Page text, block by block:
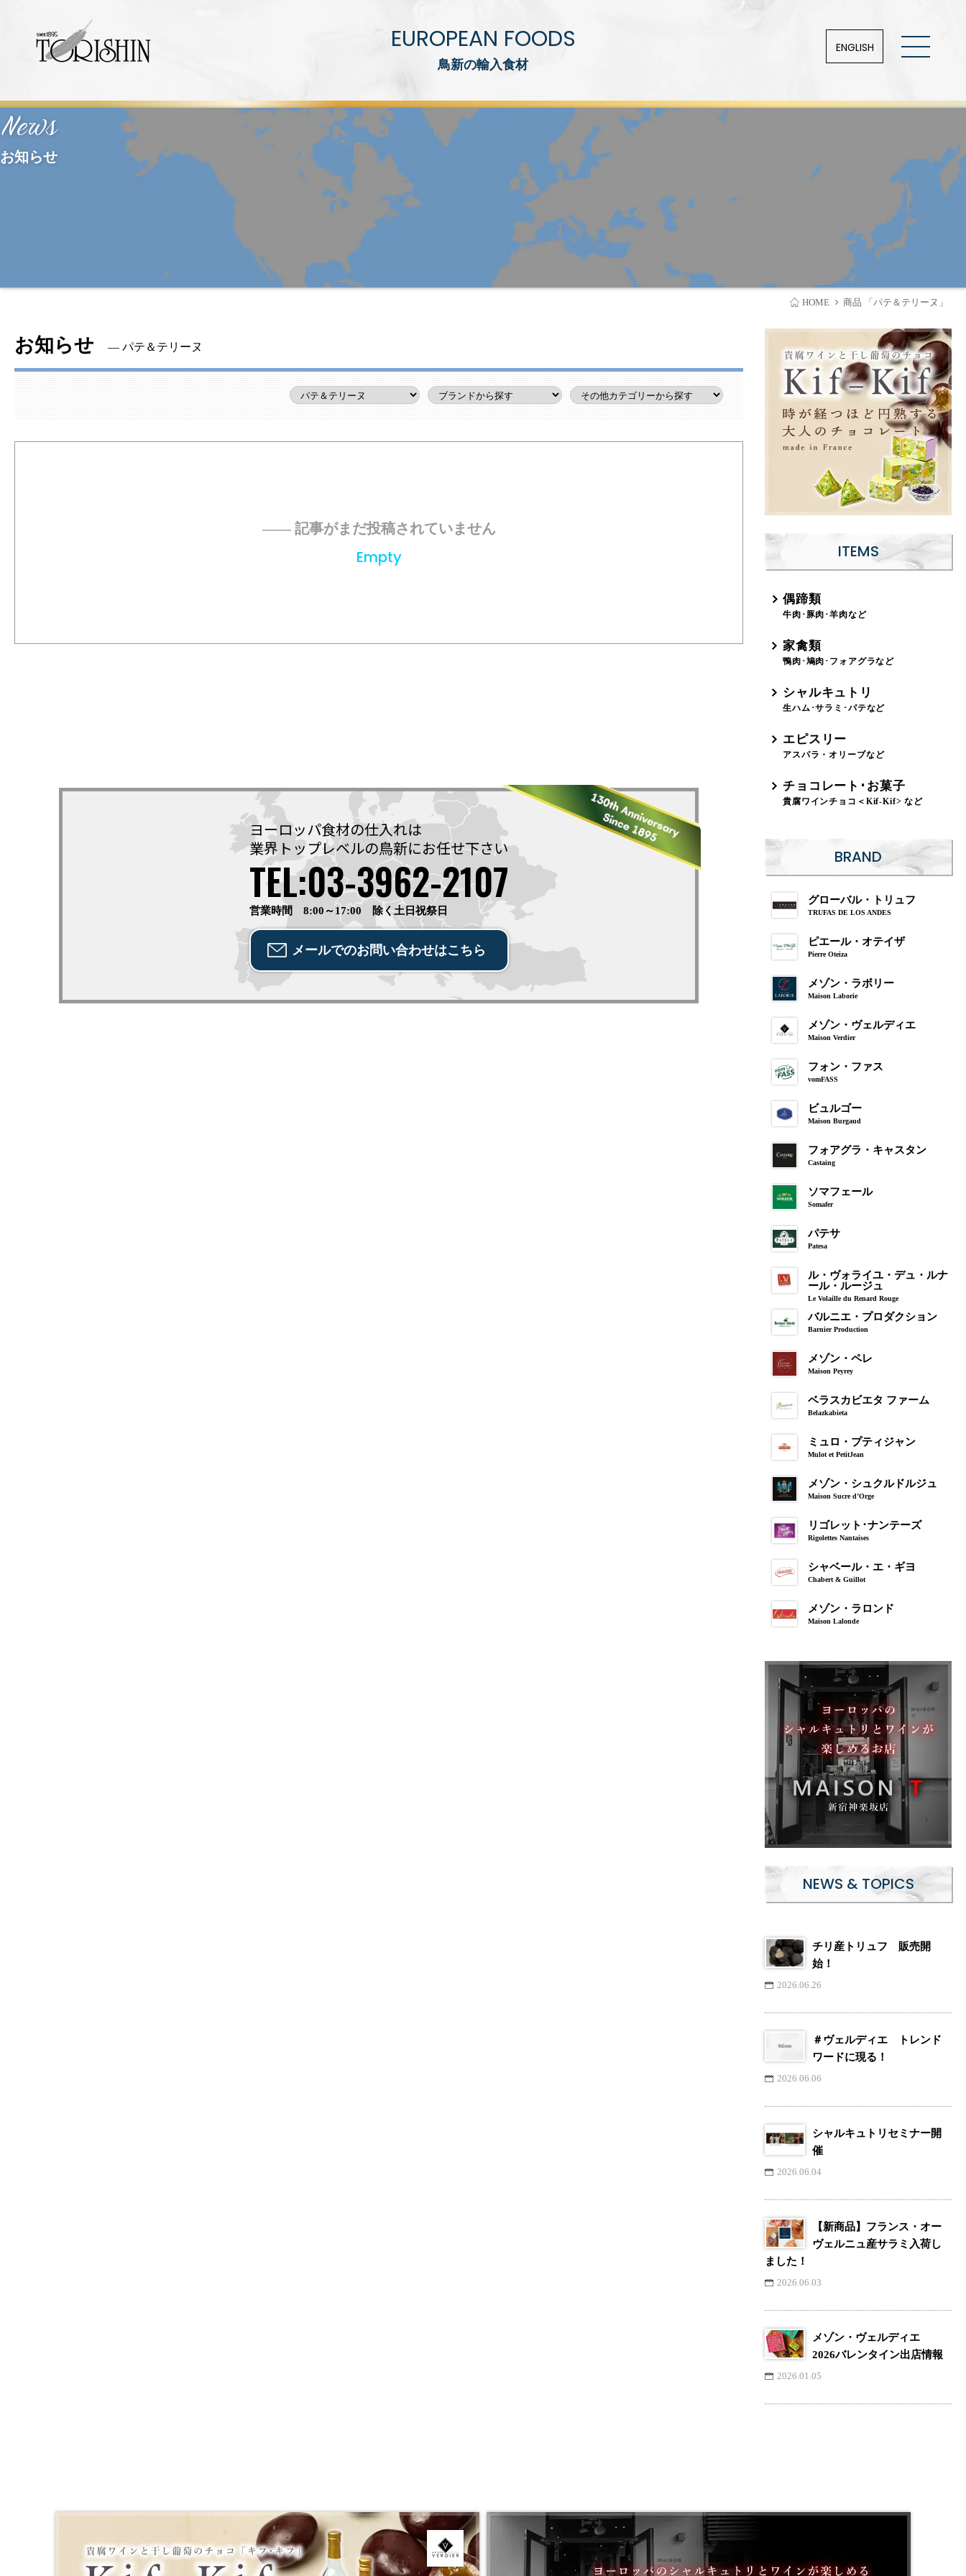
EUROPEAN FOODS
鳥新の輸入食材
ENGLISH
News
お知らせ
HOME 商品 「パテ＆テリーヌ」
お知らせ ― パテ＆テリーヌ
―― 記事がまだ投稿されていません
Empty
ヨーロッパ食材の仕入れは
業界トップレベルの鳥新にお任せ下さい
TEL:03-3962-2107
営業時間 8:00～17:00 除く土日祝祭日
メールでのお問い合わせはこちら
ITEMS
偶蹄類
牛肉･豚肉･羊肉など
家禽類
鴨肉･鳩肉･フォアグラなど
シャルキュトリ
生ハム･サラミ･パテなど
エピスリー
アスパラ・オリーブなど
チョコレート･お菓子
貴腐ワインチョコ＜Kif-Kif> など
BRAND
グローバル・トリュフ
TRUFAS DE LOS ANDES
ピエール・オテイザ
Pierre Oteiza
メゾン・ラボリー
Maison Laborie
メゾン・ヴェルディエ
Maison Verdier
フォン・ファス
vomFASS
ビュルゴー
Maison Burgaud
フォアグラ・キャスタン
Castaing
ソマフェール
Somafer
パテサ
Patesa
ル・ヴォライユ・デュ・ルナ
ール・ルージュ
Le Volaille du Renard Rouge
バルニエ・プロダクション
Barnier Production
メゾン・ペレ
Maison Peyrey
ベラスカビエタ ファーム
Belazkabieta
ミュロ・プティジャン
Mulot et PetitJean
メゾン・シュクルドルジュ
Maison Sucre d’Orge
リゴレット･ナンテーズ
Rigolettes Nantaises
シャベール・エ・ギヨ
Chabert & Guillot
メゾン・ラロンド
Maison Lalonde
NEWS & TOPICS
チリ産トリュフ 販売開
始！
2026.06.26
＃ヴェルディエ トレンド
ワードに現る！
2026.06.06
シャルキュトリセミナー開
催
2026.06.04
【新商品】フランス・オー
ヴェルニュ産サラミ入荷し
ました！
2026.06.03
メゾン・ヴェルディエ
2026バレンタイン出店情報
2026.01.05